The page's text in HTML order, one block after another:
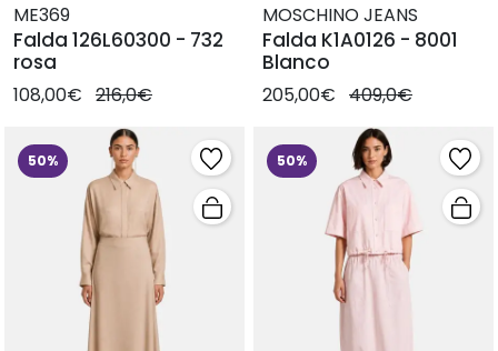
ME369
Falda 126L60300 - 732
rosa
108,00€ 216,0€
MOSCHINO JEANS
Falda K1A0126 - 8001
Blanco
205,00€ 409,0€
50% 50%